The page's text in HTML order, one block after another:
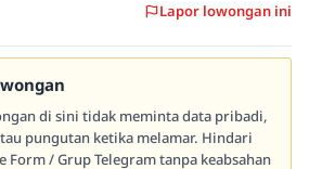
Lapor lowongan ini
di sini tidak meminta data pribadi,
pungutan ketika melamar. Hindari
Form / Grup Telegram tanpa keabsahan